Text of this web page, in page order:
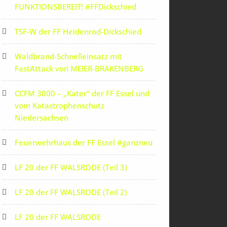
FUNKTIONSBEREIT! #FFDickschied
TSF-W der FF Heidenrod-Dickschied
Waldbrand-Schnelleinsatz mit
FastAttack von MEIER-BRAKENBERG
CCFM 3000 – „Kater“ der FF Essel und
vom Katastrophenschutz
Niedersachsen
Feuerwehrhaus der FF Essel #ganzneu
LF 20 der FF WALSRODE (Teil 3)
LF 20 der FF WALSRODE (Teil 2)
LF 20 der FF WALSRODE